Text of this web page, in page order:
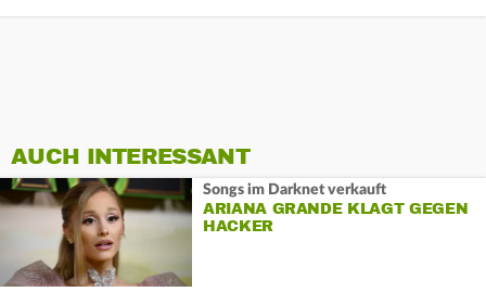
AUCH INTERESSANT
Songs im Darknet verkauft
ARIANA GRANDE KLAGT GEGEN
HACKER